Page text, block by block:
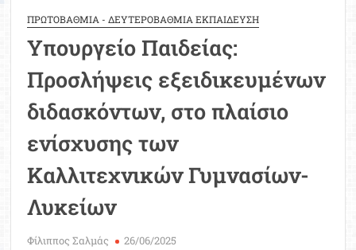
ΠΡΩΤΟΒΑΘΜΙΑ - ΔΕΥΤΕΡΟΒΑΘΜΙΑ ΕΚΠΑΙΔΕΥΣΗ
Υπουργείο Παιδείας:
Προσλήψεις εξειδικευμένων
διδασκόντων, στο πλαίσιο
ενίσχυσης των
Καλλιτεχνικών Γυμνασίων-
Λυκείων
Φίλιππος Σαλμάς 26/06/2025